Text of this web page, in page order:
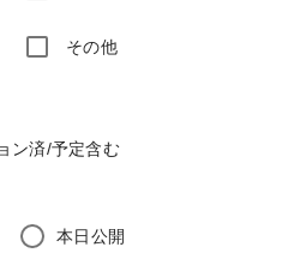
その他
ン済/予定含む
本日公開